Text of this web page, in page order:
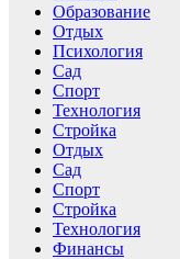
Образование
Отдых
Психология
Сад
Спорт
Технология
Стройка
Отдых
Сад
Спорт
Стройка
Технология
Финансы